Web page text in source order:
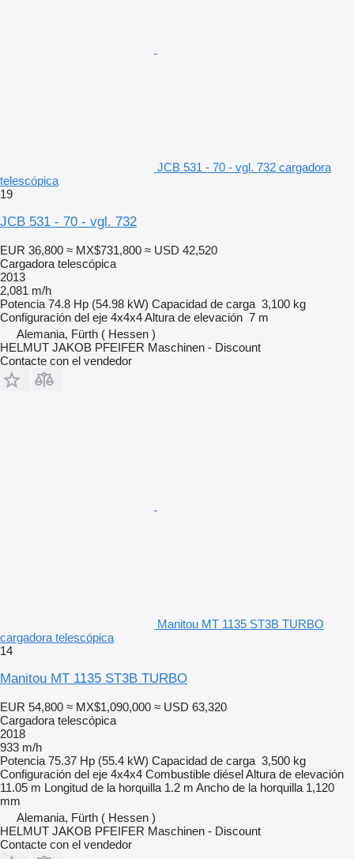
JCB 531 - 70 - vgl. 732 cargadora
telescópica
19
JCB 531 - 70 - vgl. 732
EUR 36,800 ≈ MX$731,800 ≈ USD 42,520
Cargadora telescópica
2013
2,081 m/h
Potencia 74.8 Hp (54.98 kW) Capacidad de carga 3,100 kg
Configuración del eje 4x4x4Altura de elevación 7 m
Alemania, Fürth ( Hessen )
HELMUT JAKOB PFEIFER Maschinen - Discount
Contacte con el vendedor
Manitou MT 1135 ST3B TURBO
cargadora telescópica
14
Manitou MT 1135 ST3B TURBO
EUR 54,800 ≈ MX$1,090,000 ≈ USD 63,320
Cargadora telescópica
2018
933 m/h
Potencia 75.37 Hp (55.4 kW) Capacidad de carga 3,500 kg
Configuración del eje 4x4x4 Combustible diéselAltura de elevación
11.05 m Longitud de la horquilla 1.2 m Ancho de la horquilla 1,120
mm
Alemania, Fürth ( Hessen )
HELMUT JAKOB PFEIFER Maschinen - Discount
Contacte con el vendedor